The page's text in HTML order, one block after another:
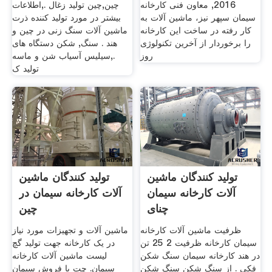
چین,چین تولید زغال .,اطلاعات
بیشتر در مورد تولید کننده ذرت
ماشین آلات سنگ زنی در چین و
هند . سنگ, شکن دستگاه های
.,سیلیس آسیاب شن و ماسه
تولید ک
2016, معاون فنی کارخانه
سیمان سپهر نیز، ماشین آلات به
کار رفته در ساخت این کارخانه
را برخوردار از آخرین تکنولوژی
روز
تولید کنندگان ماشین
آلات کارخانه سیمان در
چین
ماشین آلات و تجهیزات مورد نیاز
در یک کارخانه جهت تولید گچ
لیست ماشین آلات کارخانه
سیمان. چت با فروش سیمان
تولید کنندگان ماشین
آلات کارخانه سیمان
چنای
ظرفیت ماشین آلات کارخانه
سیمان کارخانه ظرفیت 2 25 تن
در هند کارخانه سیمان سنگ شکن
فکی . از سنگ شکن سنگ شکن